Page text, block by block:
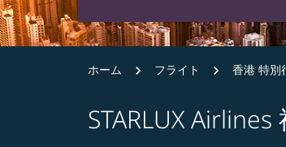
ホーム フライト 香港 特別
STARLUX
ルート (出発地および/または目